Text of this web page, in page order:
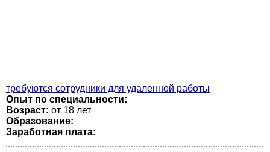
требуются сотрудники для удаленной работы
Опыт по специальности:
Возраст: от 18 лет
Образование:
Заработная плата: